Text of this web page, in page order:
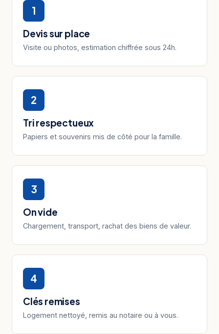
1
Devis sur place
Visite ou photos, estimation chiffrée sous 24h.
2
Tri respectueux
Papiers et souvenirs mis de côté pour la famille.
3
On vide
Chargement, transport, rachat des biens de valeur.
4
Clés remises
Logement nettoyé, remis au notaire ou à vous.